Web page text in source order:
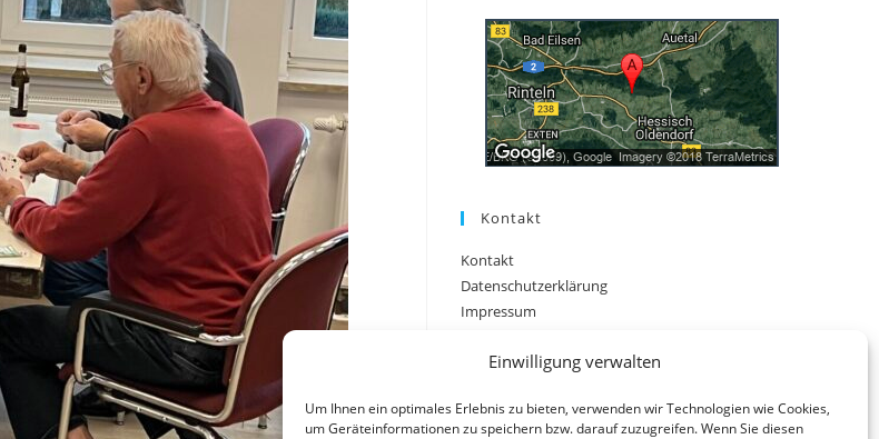
Einwilligung verwalten
Um Ihnen ein optimales Erlebnis zu bieten, verwenden wir Technologien wie Cookies,
um Geräteinformationen zu speichern bzw. darauf zuzugreifen. Wenn Sie diesen
Kontakt
Kontakt
Datenschutzerklärung
Impressum